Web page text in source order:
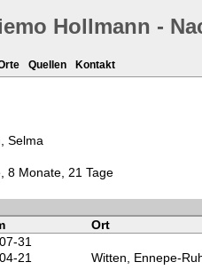
Hollmann -
Quellen Kontakt
Selma
8 Monate, 21 Tage
Ort
31
21 Witten, Ennepe-